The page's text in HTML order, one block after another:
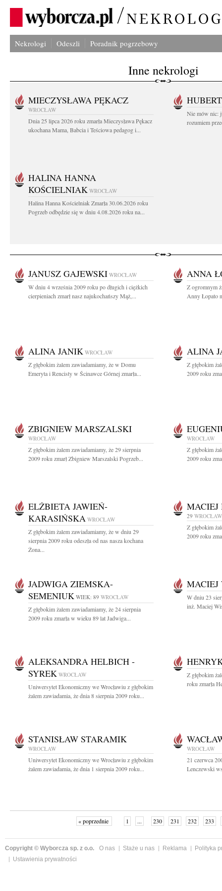
Nekrologi Odeszli Poradnik pogrzebowy
Inne nekrologi
MIECZYSŁAWA PĘKACZ
WROCŁAW
Dnia 25 lipca 2026 roku zmarła Mieczysława Pękacz
ukochana Mama, Babcia i Teściowa pedagog i...
Nie mów nic:
rozumiem
HALINA HANNA
KOŚCIELNIAK WROCŁAW
Halina Hanna Kościelniak Zmarła 30.06.2026 roku
Pogrzeb odbędzie się w dniu 4.08.2026 roku na...
JANUSZ GAJEWSKI WROCŁAW
W dniu 4 września 2009 roku po długich i ciężkich
cierpieniach zmarł nasz najukochańszy Mąż,...
ANNA
Z ogromnym
Anny Łopato
ALINA JANIK WROCŁAW
Z głębokim żalem zawiadamiamy, że w Domu
Emeryta i Rencisty w Ścinawce Górnej zmarła...
ALINA
Z głębokim
2009 roku
ZBIGNIEW MARSZALSKI
WROCŁAW
Z głębokim żalem zawiadamiamy, że 29 sierpnia
2009 roku zmarł Zbigniew Marszalski Pogrzeb...
WROCŁAW
Z głębokim
2009 roku
ELŻBIETA JAWIEŃ-
KARASIŃSKA WROCŁAW
Z głębokim żalem zawiadamiamy, że w dniu 29
sierpnia 2009 roku odeszła od nas nasza kochana
Żona...
MACIEJ
29 WROCŁAW
Z głębokim
2009 roku
JADWIGA ZIEMSKA-
SEMENIUK WIEK: 89 WROCŁAW
Z głębokim żalem zawiadamiamy, że 24 sierpnia
2009 roku zmarła w wieku 89 lat Jadwiga...
MACIEJ
W dniu 23
inż. Maciej
ALEKSANDRA HELBICH -
SYREK WROCŁAW
Uniwersytet Ekonomiczny we Wrocławiu z głębokim
żalem zawiadamia, że dnia 8 sierpnia 2009 roku...
Z głębokim
roku zmarła
STANISŁAW STARAMIK
WROCŁAW
Uniwersytet Ekonomiczny we Wrocławiu z głębokim
żalem zawiadamia, że dnia 1 sierpnia 2009 roku...
WROCŁAW
21 czerwca
Lenczewski
« poprzednie 1 ... 230 231 232 233
Copyright © Wyborcza sp. z o.o. O nas Staże u nas Reklama
Polityka
Ustawienia prywatności